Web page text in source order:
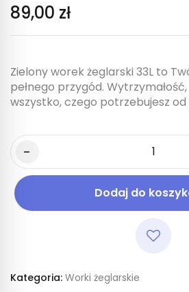
89,00 zł
Zielony worek żeglarski 33L to
pełnego przygód.
wszystko, czego potrzebujesz
Dodaj do
Kategoria: Worki żeglarskie